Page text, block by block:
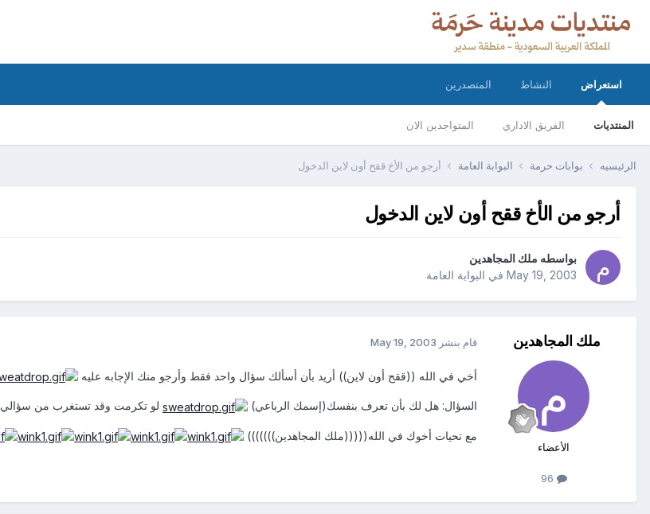
استعراض
المنتديات الفريق الاداري المتواجدين الان
النشاط المتصدرين
الرئيسيه بوابات حرمة البوابة العامة أرجو من الأخ ققح أون لاين الدخول
أرجو من الأخ ققح أون لاين الدخول
بواسطه ملك المجاهدين
May 19, 2003 في البوابة العامة
ملك المجاهدين
الأعضاء
قام بنشر May 19, 2003
أخي في الله ((ققح أون لاين)) أريد بأن أسألك سؤال واحد فقط وأرجو منك الإجابه عليه
السؤال: هل لك بأن تعرف بنفسك(إسمك الرباعي) لو تكرمت وقد تستغرب من سؤالي
مع تحيات أخوك في الله(((((ملك المجاهدين)))))))